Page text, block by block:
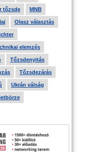
tőzsde MNB
Olasz választás
elemzés
Tőzsdenyitás
Tőzsdezárás
Ukrán válság